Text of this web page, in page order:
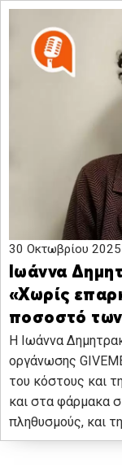
30 Οκτωβρίου 2025
Ιωάννα
«Χωρίς
ποσοστό
Η Ιωάννα
οργάνωσης
του κόστους και
και στα φάρμακα
πληθυσμούς, και